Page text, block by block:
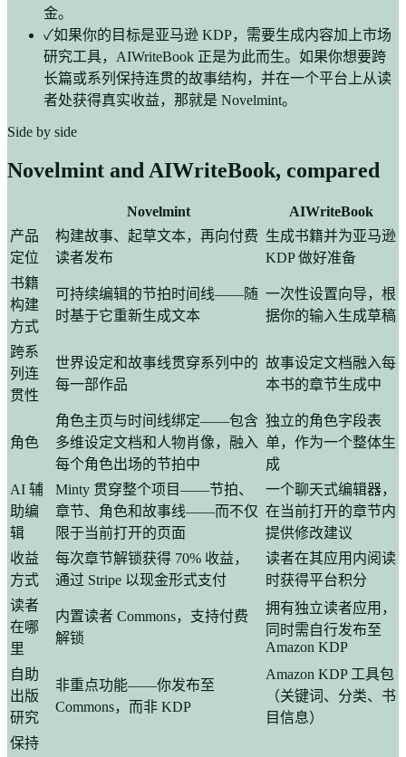
金。
✓如果你的目标是亚马逊 KDP，需要生成内容加上市场
研究工具，AIWriteBook 正是为此而生。如果你想要跨
长篇或系列保持连贯的故事结构，并在一个平台上从读
者处获得真实收益，那就是 Novelmint。
Side by side
Novelmint and AIWriteBook, compared
Novelmint
AIWriteBook
产品
定位
构建故事、起草文本，再向付费
读者发布
生成书籍并为亚马逊
KDP 做好准备
书籍
构建
方式
可持续编辑的节拍时间线——随
时基于它重新生成文本
一次性设置向导，根
据你的输入生成草稿
跨系
列连
贯性
世界设定和故事线贯穿系列中的
每一部作品
故事设定文档融入每
本书的章节生成中
角色
角色主页与时间线绑定——包含
多维设定文档和人物肖像，融入
每个角色出场的节拍中
独立的角色字段表
单，作为一个整体生
成
AI 辅
助编
辑
Minty 贯穿整个项目——节拍、
章节、角色和故事线——而不仅
限于当前打开的页面
一个聊天式编辑器，
在当前打开的章节内
提供修改建议
收益
方式
每次章节解锁获得 70% 收益，
通过 Stripe 以现金形式支付
读者在其应用内阅读
时获得平台积分
读者
在哪
里
内置读者 Commons，支持付费
解锁
拥有独立读者应用，
同时需自行发布至
Amazon KDP
自助
出版
研究
非重点功能——你发布至
Commons，而非 KDP
Amazon KDP 工具包
（关键词、分类、书
目信息）
保持